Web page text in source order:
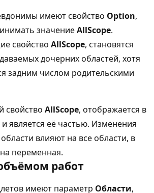
имеют свойство Option,
значениеAllScope.
свойство AllScope, становятся
дочерних областей, хотя
задним числом родительскими
свойство AllScope, отображается в
является её частью. Изменения
влияют на все области, в
переменная.
работ
имеют параметр Области,